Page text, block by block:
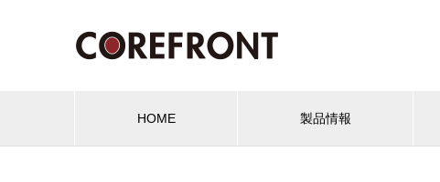
HOME 製品情報